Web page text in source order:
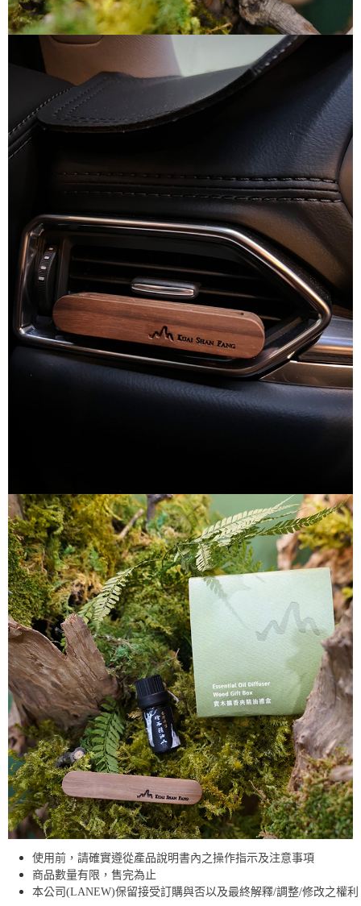
使用前，請確實遵從產品說明書內之操作指示及注意事項
商品數量有限，售完為止
本公司(LANEW)保留接受訂購與否以及最終解釋/調整/修改之權利